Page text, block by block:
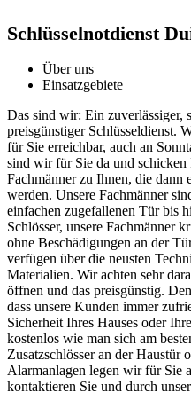
Schlüsselnotdienst
Über uns
Einsatzgebiete
Das sind wir: Ein zuverlässiger,
preisgünstiger Schlüsseldienst.
für Sie erreichbar, auch an
sind wir für Sie da und schicken
Fachmänner zu Ihnen, die
werden. Unsere Fachmänner
einfachen zugefallenen Tür bis
Schlösser, unsere Fachmänner
ohne Beschädigungen an der
verfügen über die neusten
Materialien. Wir achten sehr
öffnen und das preisgünstig.
dass unsere Kunden immer
Sicherheit Ihres Hauses oder
kostenlos wie man sich am
Zusatzschlösser an der Haustür
Alarmanlagen legen wir für Sie
kontaktieren Sie und durch